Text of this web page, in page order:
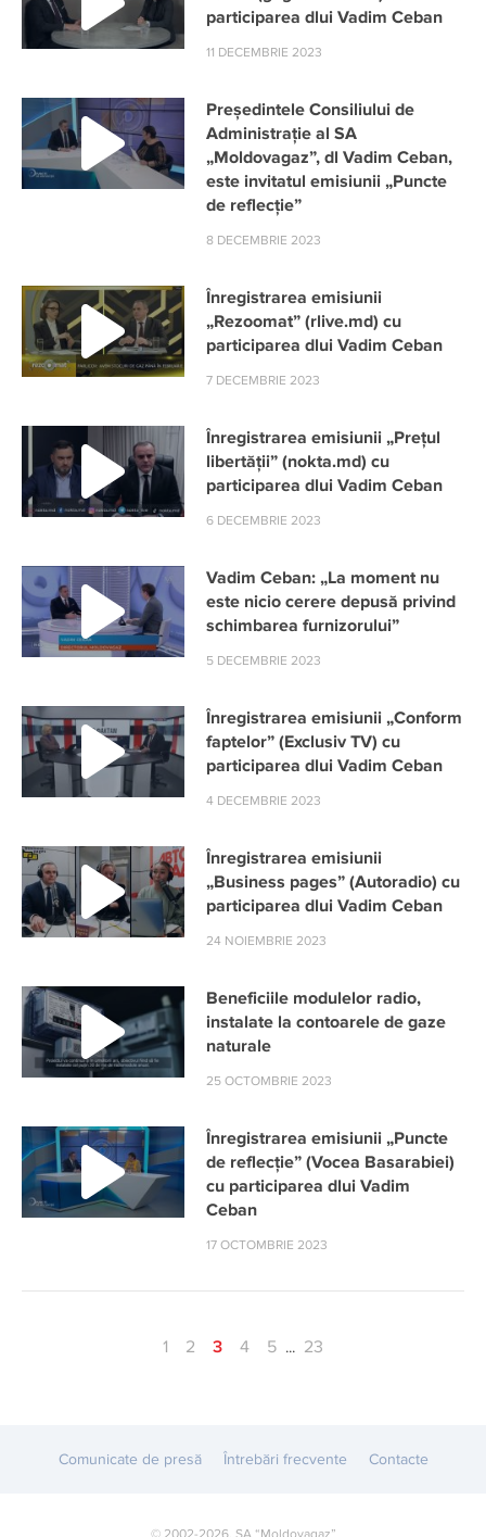
participarea dlui Vadim Ceban
11 DECEMBRIE 2023
Președintele Consiliului de
Administrație al SA
„Moldovagaz”, dl Vadim Ceban,
este invitatul emisiunii „Puncte
de reflecție”
8 DECEMBRIE 2023
Înregistrarea emisiunii
„Rezoomat” (rlive.md) cu
participarea dlui Vadim Ceban
7 DECEMBRIE 2023
Înregistrarea emisiunii „Prețul
libertății” (nokta.md) cu
participarea dlui Vadim Ceban
6 DECEMBRIE 2023
Vadim Ceban: „La moment nu
este nicio cerere depusă privind
schimbarea furnizorului”
5 DECEMBRIE 2023
Înregistrarea emisiunii „Conform
faptelor” (Exclusiv TV) cu
participarea dlui Vadim Ceban
4 DECEMBRIE 2023
Înregistrarea emisiunii
„Business pages” (Autoradio) cu
participarea dlui Vadim Ceban
24 NOIEMBRIE 2023
Beneficiile modulelor radio,
instalate la contoarele de gaze
naturale
25 OCTOMBRIE 2023
Înregistrarea emisiunii „Puncte
de reflecție” (Vocea Basarabiei)
cu participarea dlui Vadim
Ceban
17 OCTOMBRIE 2023
1 2 3 4 5 ... 23
Comunicate de presă Întrebări frecvente Contacte